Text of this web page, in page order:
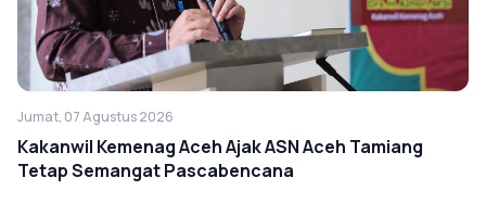
Jumat, 07 Agustus 2026
Kakanwil Kemenag Aceh Ajak ASN Aceh Tamiang
Tetap Semangat Pascabencana